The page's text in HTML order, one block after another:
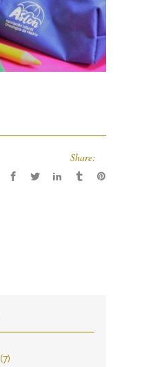
Share:
(7)